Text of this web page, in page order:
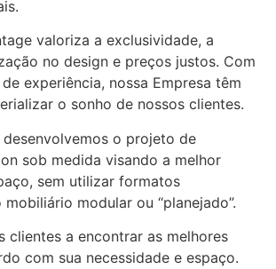
valoriza a exclusividade, a
no design e preços justos. Com
experiência, nossa Empresa têm
o sonho de nossos clientes.
o projeto de
sob medida visando a melhor
sem utilizar formatos
modular ou “planejado”.
clientes a encontrar as melhores
com sua necessidade e espaço.